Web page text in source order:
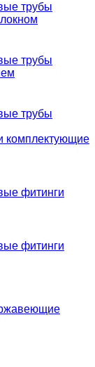
трубы
трубы
трубы
комплектующие
фитинги
фитинги